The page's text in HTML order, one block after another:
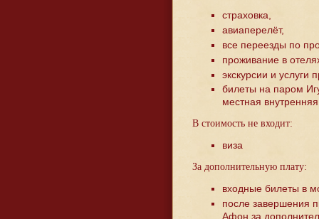
страховка,
авиаперелёт,
все переезды по
проживание в
экскурсии и услуги
билеты на паром
местная
В стоимость не входит:
виза
За дополнительную плату:
входные билеты в
после завершения
Афон за